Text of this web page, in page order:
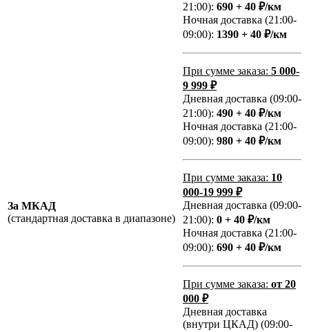
За МКАД
(стандартная доставка в диапазоне)
21:00): 690 + 40 ₽/км
Ночная доставка (21:00-
09:00): 1390 + 40 ₽/км
При сумме заказа: 5 000-
9 999 ₽
Дневная доставка (09:00-
21:00): 490 + 40 ₽/км
Ночная доставка (21:00-
09:00): 980 + 40 ₽/км
При сумме заказа: 10
000-19 999 ₽
Дневная доставка (09:00-
21:00): 0 + 40 ₽/км
Ночная доставка (21:00-
09:00): 690 + 40 ₽/км
При сумме заказа: от 20
000 ₽
Дневная доставка
(внутри ЦКАД) (09:00-